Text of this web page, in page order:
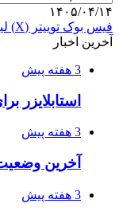
۱۴۰۵/۰۴/۱۴
فیس بوک توییتر (X)
آخرین اخبار
3 هفته پیش
استابلایزر
3 هفته پیش
آخرین
3 هفته پیش